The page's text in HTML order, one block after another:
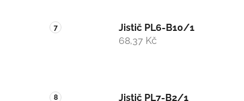
Jistič PL6-B10/1
68,37 Kč
Jistič PL7-B2/1